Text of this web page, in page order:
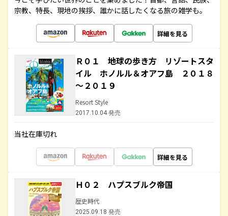
宗教、特長、現地の挨拶、誰かに話したくなる旅の雑学も。
詳細を見る
Ｒ０１ 地球の歩き方 リゾートスタ
イル ホノルル＆オアフ島 ２０１８
～２０１９
Resort Style
2017.10.04 発売
当社在庫切れ
詳細を見る
Ｈ０２ ハプスブルク帝国
歴史時代
2025.09.18 発売